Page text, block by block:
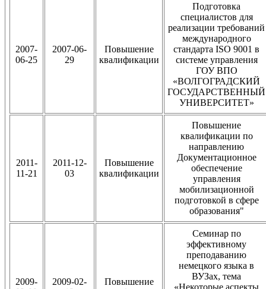
2007-
06-25
2007-06-
29
Повышение
квалификации
Подготовка
специалистов для
реализации требований
международного
стандарта ISO 9001 в
системе управления
ГОУ ВПО
«ВОЛГОГРАДСКИЙ
ГОСУДАРСТВЕННЫЙ
УНИВЕРСИТЕТ»
2011-
11-21
2011-12-
03
Повышение
квалификации
Повышение
квалификации по
направлению
Документационное
обеспечение
управления
мобилизационной
подготовкой в сфере
образования"
2009-
2009-02-
Повышение
Семинар по
эффективному
преподаванию
немецкого языка в
ВУЗах, тема
«Некоторые аспекты